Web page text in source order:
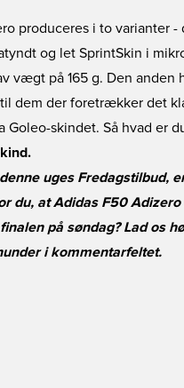
produceres i to varianter -
og let SprintSkin i
vægt på 165 g. Den anden
dem der foretrækker det
Goleo-skindet. Så hvad er
uges Fredagstilbud,
du, at Adidas F50 Adizero
på søndag? Lad os
i kommentarfeltet.